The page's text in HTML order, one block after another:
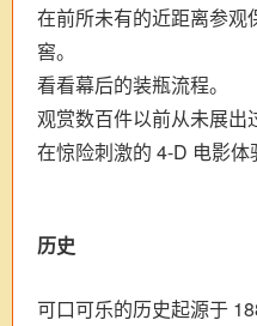
在前所未有的近距离参观
窖。
看看幕后的装瓶流程。
观赏数百件以前从未展出
在惊险刺激的 4-D 电影体
历史
可口可乐的历史起源于